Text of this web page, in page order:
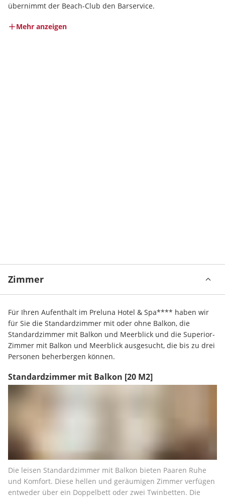
übernimmt der Beach-Club den Barservice.
Mehr anzeigen
Zimmer
Für Ihren Aufenthalt im Preluna Hotel & Spa**** haben wir
für Sie die Standardzimmer mit oder ohne Balkon, die
Standardzimmer mit Balkon und Meerblick und die Superior-
Zimmer mit Balkon und Meerblick ausgesucht, die bis zu drei
Personen beherbergen können.
Standardzimmer mit Balkon [20 M2]
Die leisen Standardzimmer mit Balkon bieten Paaren Ruhe
und Komfort. Diese hellen und geräumigen Zimmer verfügen
entweder über ein Doppelbett oder zwei Twinbetten. Die